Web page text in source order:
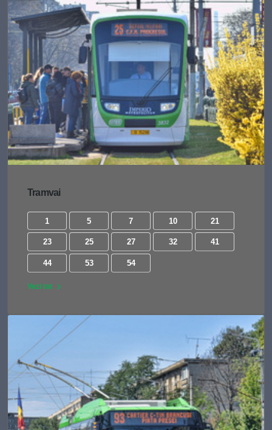
Tramvai
1 5 7 10 21
23 25 27 32 41
44 53 54
Vezi tot